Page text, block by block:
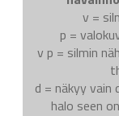
v =
p =
v p = silmin
d = näkyy
halo seen